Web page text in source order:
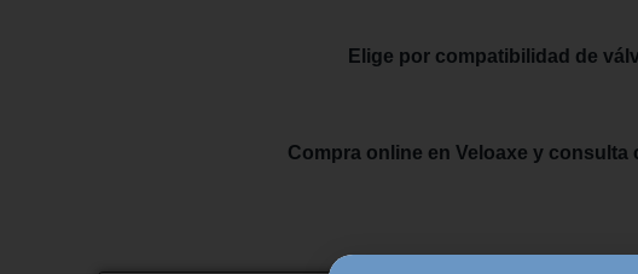
Elige por compatibilidad de
Compra online en Veloaxe y